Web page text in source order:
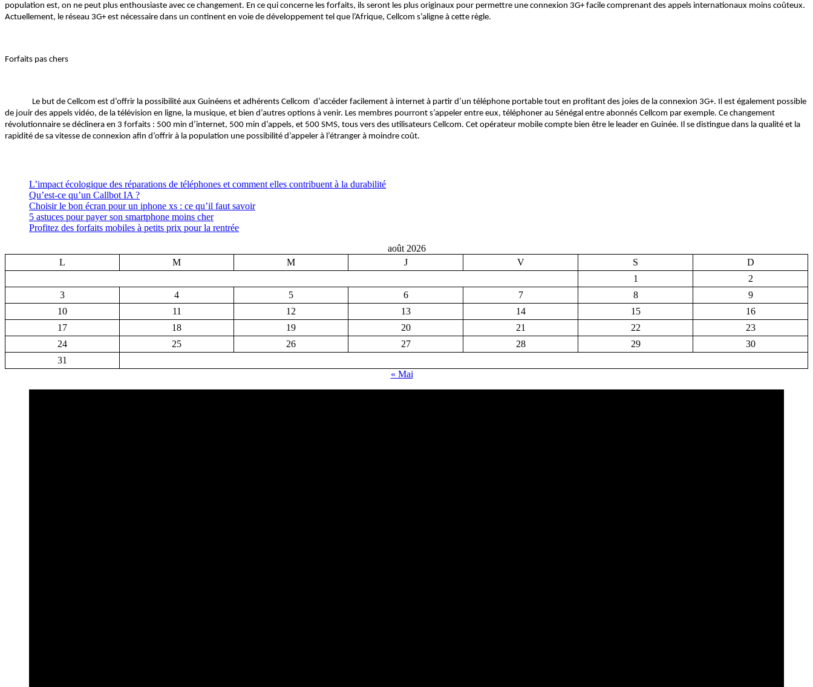
population est, on ne peut plus enthousiaste avec ce changement. En ce qui concerne les forfaits, ils seront les plus originaux pour permettre une connexion 3G+ facile comprenant des appels internationaux moins coûteux.
Actuellement, le réseau 3G+ est nécessaire dans un continent en voie de développement tel que l’Afrique, Cellcom s’aligne à cette règle.
Forfaits pas chers
Le but de Cellcom est d’offrir la possibilité aux Guinéens et adhérents Cellcom d’accéder facilement à internet à partir d’un téléphone portable tout en profitant des joies de la connexion 3G+. Il est également possible
de jouir des appels vidéo, de la télévision en ligne, la musique, et bien d’autres options à venir. Les membres pourront s’appeler entre eux, téléphoner au Sénégal entre abonnés Cellcom par exemple. Ce changement
révolutionnaire se déclinera en 3 forfaits : 500 min d’internet, 500 min d’appels, et 500 SMS, tous vers des utilisateurs Cellcom. Cet opérateur mobile compte bien être le leader en Guinée. Il se distingue dans la qualité et la
rapidité de sa vitesse de connexion afin d’offrir à la population une possibilité d’appeler à l’étranger à moindre coût.
L’impact écologique des réparations de téléphones et comment elles contribuent à la durabilité
Qu’est-ce qu’un Callbot IA ?
Choisir le bon écran pour un iphone xs : ce qu’il faut savoir
5 astuces pour payer son smartphone moins cher
Profitez des forfaits mobiles à petits prix pour la rentrée
août 2026
L
M M J V S
D
1
2
3
4 5 6 7 8
9
10
11 12 13 14 15
16
17
18 19 20 21 22
23
24
25 26 27 28 29
30
31
« Mai